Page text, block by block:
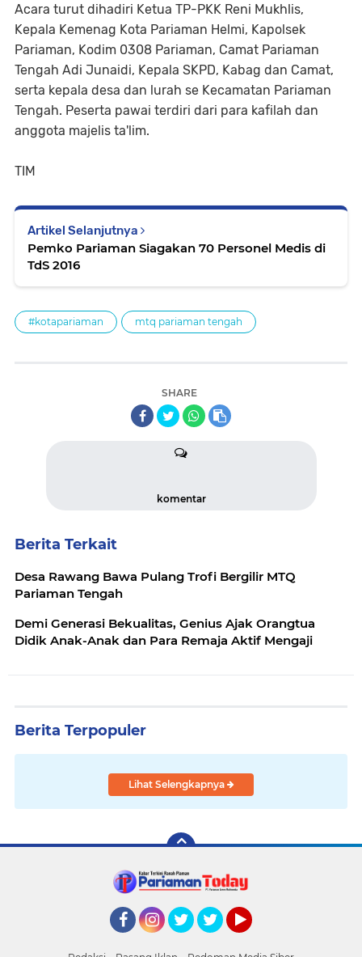
Acara turut dihadiri Ketua TP-PKK Reni Mukhlis,
Kepala Kemenag Kota Pariaman Helmi, Kapolsek
Pariaman, Kodim 0308 Pariaman, Camat Pariaman
Tengah Adi Junaidi, Kepala SKPD, Kabag dan Camat,
serta kepala desa dan lurah se Kecamatan Pariaman
Tengah. Peserta pawai terdiri dari para kafilah dan
anggota majelis ta'lim.
TIM
Artikel Selanjutnya
Pemko Pariaman Siagakan 70 Personel Medis di
TdS 2016
#kotapariaman mtq pariaman tengah
SHARE
komentar
Berita Terkait
Desa Rawang Bawa Pulang Trofi Bergilir MTQ
Pariaman Tengah
Demi Generasi Bekualitas, Genius Ajak Orangtua
Didik Anak-Anak dan Para Remaja Aktif Mengaji
Berita Terpopuler
Lihat Selengkapnya